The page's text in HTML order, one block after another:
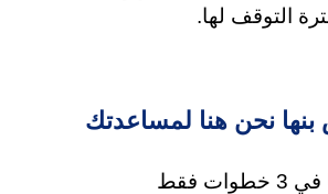
التوقف لها.
نحن هنا لمساعدتك
فقط